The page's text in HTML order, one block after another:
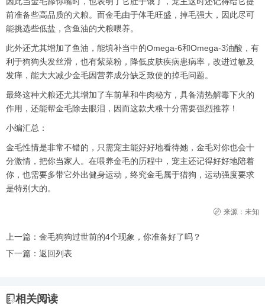
前准备些高品质的犬粮。而金毛由于体毛旺盛，掉毛强大，因此尽可
能挑选些低盐，含鱼油的犬粮喂养。
此外还尤其增加了鱼油，能填补当中的Omega-6和Omega-3油酸，有
利于狗狗头发丝滑，也有紫菜粉，降低皮肤疾病患病率，改进过敏及
发痒，能大大减少金毛因营养成分缺乏致使的掉毛问题。
最终这种犬粮还尤其增加了车前草和牛肉秘方，具备清热解毒下火的
作用，还能帮金毛除去眼泪，因而这款犬粮十分需要强烈推荐！
小编汇总：
金毛性情是非常不错的，只需宠主能好好地看待她，金毛对你也会十
分激情，把你当家人。在喂养金毛的历程中，宠主还记得好好地陪着
你，也需要多带它外出健身运动，终究金毛属于猎狗，运动强度要求
是特别大的。
来源：未知
上一篇： 金毛狗狗过世前的4个现象，你准备好了吗？
下一篇： 返回列表
相关阅读